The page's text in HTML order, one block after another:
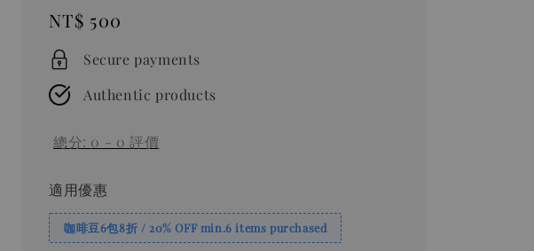
Regular
price
NT$ 500
Secure payments
Authentic products
總分: 0 - 0 評價
適用優惠
咖啡豆6包8折 / 20% OFF min.6 items purchased